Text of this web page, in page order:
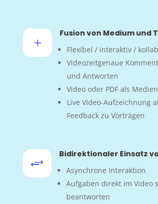
L
Fusion von Medium und
Flexibel / interaktiv /
Videozeitgenaue
und Antworten
Video oder PDF als
Live Video-Aufzeichnung
Feedback zu Vorträgen
+
Bidirektionaler Einsatz
Asynchrone Interaktion
Aufgaben direkt im Video
beantworten